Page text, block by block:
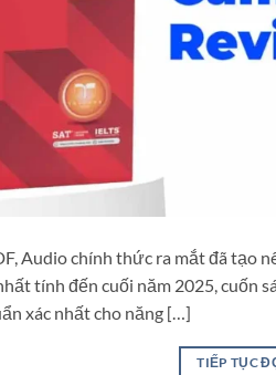
Audio chính thức ra mắt đã tạo
tính đến cuối năm 2025, cuốn
xác nhất cho năng […]
TIẾP TỤC